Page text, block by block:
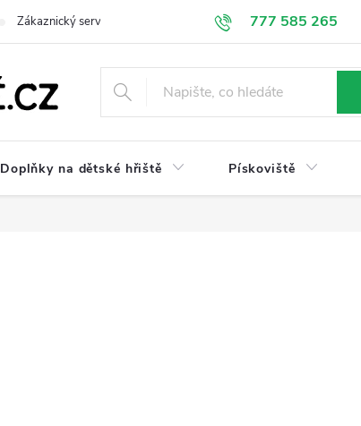
777 585 265
Zákaznický servis Doprava a platba Obchodní podmínky
Doplňky na dětské hřiště Pískoviště